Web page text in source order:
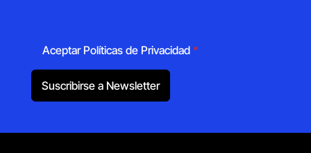
Aceptar Políticas de Privacidad *
Suscribirse a Newsletter